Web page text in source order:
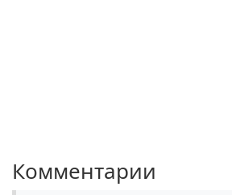
Комментарии